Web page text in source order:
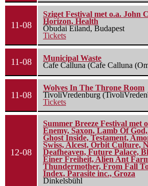
11-08
Sziget Festival met o.a. John
Horizon, Health
Óbudai Eiland, Budapest
Tickets
11-08
Municipal Waste
Cafe Calluna (Cafe Calluna
11-08
Wolves In The Throne Room
TivoliVredenburg
Tickets
12-08
Summer Breeze Festival met
Enemy, Saxon, Lamb Of
Ghost Inside, Testament,
Swiss, Alcest, Orbit Culture,
Deafheaven, Future Palace,
Einer Freiheit, Alien Ant
Thundermother, From Fall
Index, Parasite inc., Groza
Dinkelsbühl